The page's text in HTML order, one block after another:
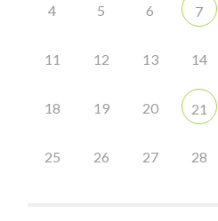
4 5 6 7
11 12 13 14
18 19 20 21
25 26 27 28